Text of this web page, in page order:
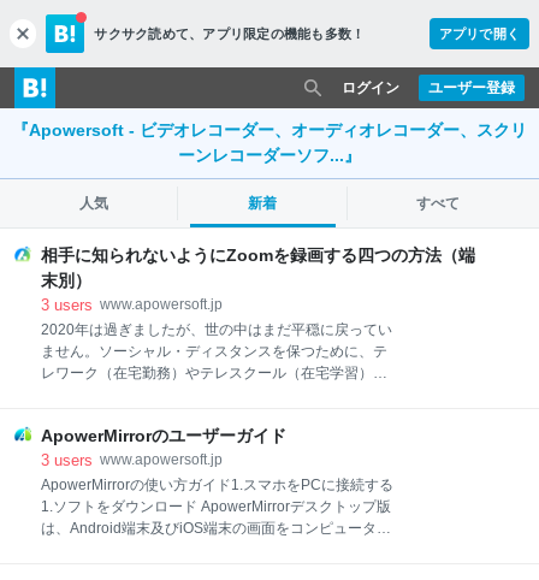
c
l
o
s
e
サクサク読めて、 アプリ限定の機能も多数！ アプリで開く
ユーザー登録
ログイン
『Apowersoft - ビデオレコーダー、オーディオレコーダー、スクリ
ーンレコーダーソフ...』
人気 新着 すべて
相手に知られないようにZoomを録画する四つの方法（端
末別）
3 users www.apowersoft.jp
2020年は過ぎましたが、世の中はまだ平穏に戻ってい
ません。ソーシャル・ディスタンスを保つために、テ
レワーク（在宅勤務）やテレスクール（在宅学習）が
されています。仕事の会議やオンラインの授業を繰り
返して確認する場合、Zoomのミーティングを保存す
る必要があります。では、こっそりZooｍを録画する
方法を端末別で紹介いたします。 無料ダウンロード 相
手にバレないようにZoom録画なぜZoomで録画すると
ApowerMirrorのユーザーガイド
3 users www.apowersoft.jp
ApowerMirrorの使い方ガイド1.スマホをPCに接続する
1.ソフトをダウンロード ApowerMirrorデスクトップ版
は、Android端末及びiOS端末の画面をコンピュータに